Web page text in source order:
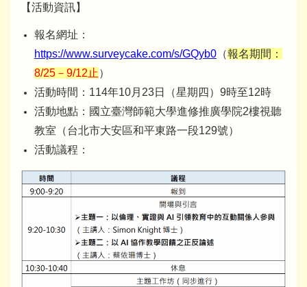
【活動資訊】
報名網址：
https://www.surveycake.com/s/GQyb0 （報名期間：
8/25－9/12止 ）
活動時間：114年10月23日（星期四）9時至12時
活動地點：國立臺灣師範大學進修推廣學院2樓視聽
教室（台北市大安區和平東路一段129號）
活動議程：